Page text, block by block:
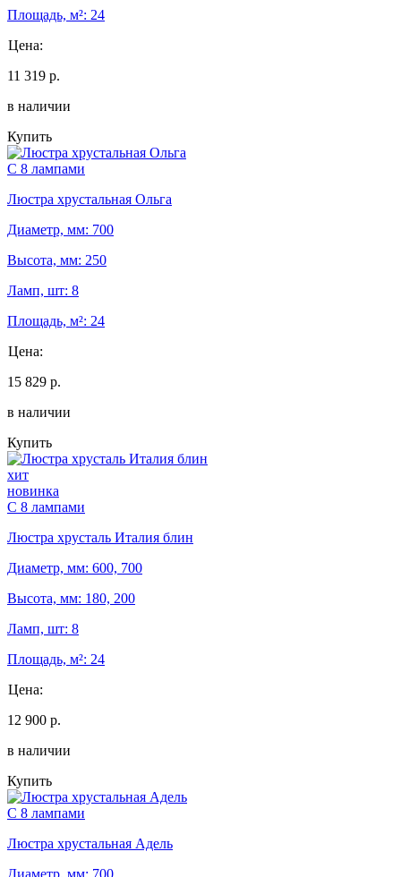
Площадь, м²: 24
Цена:
11 319 р.
в наличии
Купить
С 8 лампами
Люстра хрустальная Ольга
Диаметр, мм: 700
Высота, мм: 250
Ламп, шт: 8
Площадь, м²: 24
Цена:
15 829 р.
в наличии
Купить
хит
новинка
С 8 лампами
Люстра хрусталь Италия блин
Диаметр, мм: 600, 700
Высота, мм: 180, 200
Ламп, шт: 8
Площадь, м²: 24
Цена:
12 900 р.
в наличии
Купить
С 8 лампами
Люстра хрустальная Адель
Диаметр, мм: 700